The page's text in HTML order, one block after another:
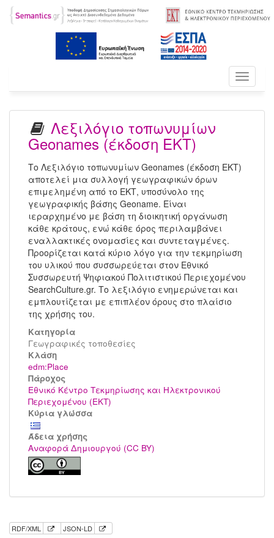
Toggle
Λεξιλόγιο τοπωνυμίων
Geonames (έκδοση ΕΚΤ)
Το Λεξιλόγιο τοπωνυμίων Geonames (έκδοση ΕΚΤ)
αποτελεί μια συλλογή γεωγραφικών όρων
επιμελημένη από το ΕΚΤ, υποσύνολο της
γεωγραφικής βάσης Geoname. Είναι
ιεραρχημένο με βάση τη διοικητική οργάνωση
κάθε κράτους, ενώ κάθε όρος περιλαμβάνει
εναλλακτικές ονομασίες και συντεταγμένες.
Προορίζεται κατά κύριο λόγο για την τεκμηρίωση
του υλικού που συσσωρεύεται στον Εθνικό
Συσσωρευτή Ψηφιακού Πολιτιστικού Περιεχομένου
SearchCulture.gr. Το λεξιλόγιο ενημερώνεται και
εμπλουτίζεται με επιπλέον όρους στο πλαίσιο
της χρήσης του.
Κατηγορία
Γεωγραφικές τοποθεσίες
Kλάση
edm:Place
Πάροχος
Εθνικό Κέντρο Τεκμηρίωσης και Ηλεκτρονικού
Περιεχομένου (ΕΚΤ)
Κύρια γλώσσα
Άδεια χρήσης
Αναφορά Δημιουργού (CC BY)
RDF/XML JSON-LD